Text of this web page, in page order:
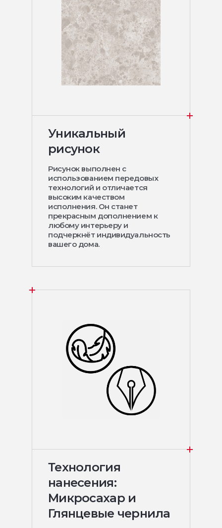
Уникальный
рисунок
Рисунок выполнен с
использованием передовых
технологий и отличается
высоким качеством
исполнения. Он станет
прекрасным дополнением к
любому интерьеру и
подчеркнёт индивидуальность
вашего дома.
Технология
нанесения:
Микросахар и
Глянцевые чернила